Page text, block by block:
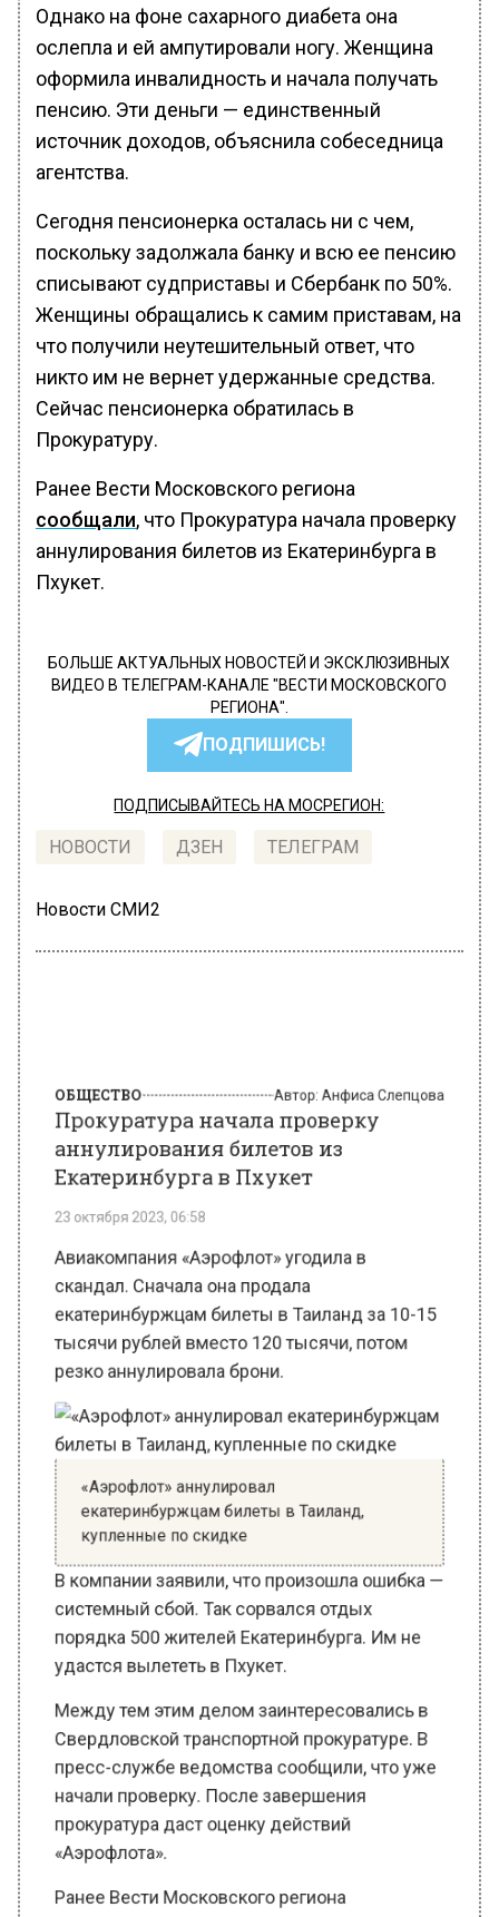
Однако на фоне сахарного диабета она
ослепла и ей ампутировали ногу. Женщина
оформила инвалидность и начала получать
пенсию. Эти деньги — единственный
источник доходов, объяснила собеседница
агентства.
Сегодня пенсионерка осталась ни с чем,
поскольку задолжала банку и всю ее пенсию
списывают судприставы и Сбербанк по 50%.
Женщины обращались к самим приставам, на
что получили неутешительный ответ, что
никто им не вернет удержанные средства.
Сейчас пенсионерка обратилась в
Прокуратуру.
Ранее Вести Московского региона
сообщали, что Прокуратура начала проверку
аннулирования билетов из Екатеринбурга в
Пхукет.
БОЛЬШЕ АКТУАЛЬНЫХ НОВОСТЕЙ И ЭКСКЛЮЗИВНЫХ
ВИДЕО В ТЕЛЕГРАМ-КАНАЛЕ "ВЕСТИ МОСКОВСКОГО
РЕГИОНА".
ПОДПИШИСЬ!
ПОДПИСЫВАЙТЕСЬ НА МОСРЕГИОН:
НОВОСТИ ДЗЕН ТЕЛЕГРАМ
Новости СМИ2
аннулирования билетов из
Екатеринбурга в Пхукет
23 октября 2023, 06:58
Авиакомпания «Аэрофлот» угодила в
екатеринбуржцам билеты в Таиланд за 10-15
тысячи рублей вместо 120 тысячи, потом
резко аннулировала брони.
«Аэрофлот» аннулировал
екатеринбуржцам билеты в Таиланд,
купленные по скидке
В компании заявили, что произошла ошибка —
системный сбой. Так сорвался отдых
порядка 500 жителей Екатеринбурга. Им не
удастся вылететь в Пхукет.
Между тем этим делом заинтересовались в
Свердловской транспортной прокуратуре. В
пресс-службе ведомства сообщили, что уже
начали проверку. После завершения
прокуратура даст оценку действий
«Аэрофлота».
Ранее Вести Московского региона